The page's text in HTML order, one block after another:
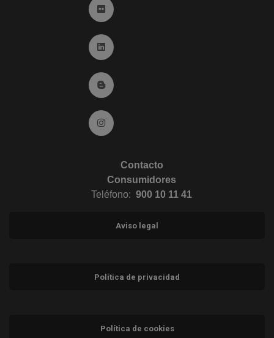
Ir a Flickr (abre en ventana nueva)
Ir a Linkedin (abre en ventana nueva)
Ir al Blog (abre en ventana nueva)
Ir a Instagram (abre en ventana nueva)
Contacto
Consumidores
Teléfono: 900 10 11 41
Aviso legal
Política de privacidad
Política de cookies